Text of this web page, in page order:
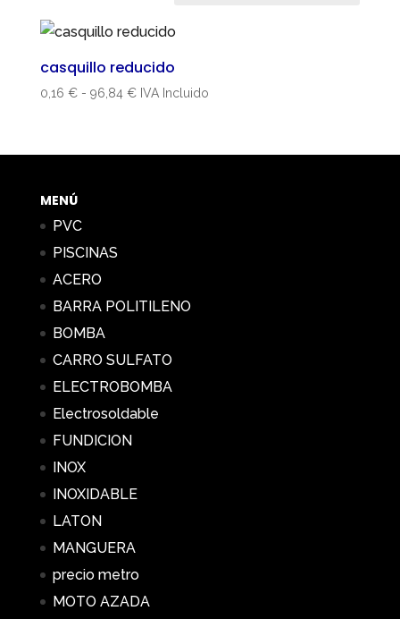
casquillo reducido
0,16 € - 96,84 €Rango
desde
IVA Incluido
MENÚ
PVC
PISCINAS
ACERO
BARRA POLITILENO
BOMBA
CARRO SULFATO
ELECTROBOMBA
Electrosoldable
FUNDICION
INOX
INOXIDABLE
LATON
MANGUERA
precio metro
MOTO AZADA